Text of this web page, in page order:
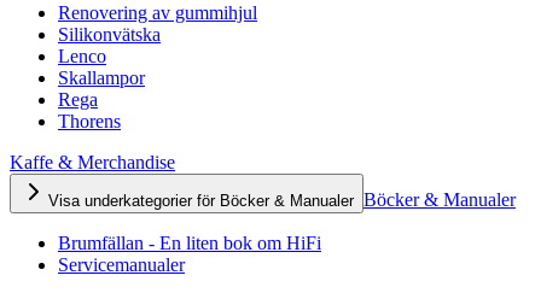
Renovering av gummihjul
Silikonvätska
Lenco
Skallampor
Rega
Thorens
Kaffe & Merchandise
Visa underkategorier för Böcker & Manualer Böcker & Manualer
Brumfällan - En liten bok om HiFi
Servicemanualer